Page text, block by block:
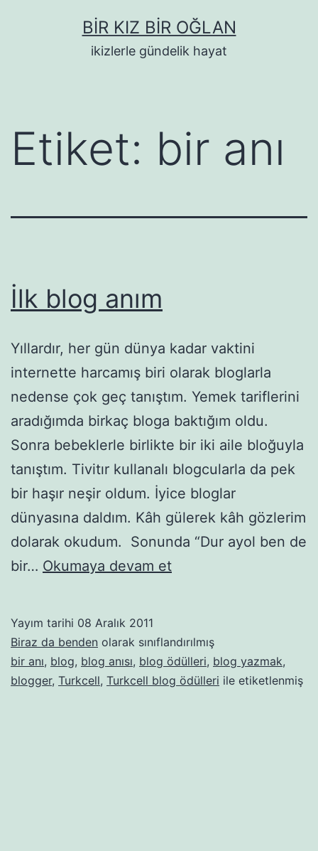
BIR KIZ BIR OĞLAN
ikizlerle gündelik hayat
Etiket: bir anı
İlk blog anım
Yıllardır, her gün dünya kadar vaktini
internette harcamış biri olarak bloglarla
nedense çok geç tanıştım. Yemek tariflerini
aradığımda birkaç bloga baktığım oldu.
Sonra bebeklerle birlikte bir iki aile bloğuyla
tanıştım. Tivitır kullanalı blogcularla da pek
bir haşır neşir oldum. İyice bloglar
dünyasına daldım. Kâh gülerek kâh gözlerim
dolarak okudum. Sonunda “Dur ayol ben de
bir… Okumaya devam etİlk
Yayım tarihi 08 Aralık 2011
Biraz da benden olarak sınıflandırılmış
bir anı, blog, blog anısı, blog ödülleri, blog yazmak,
blogger, Turkcell, Turkcell blog ödülleri ile etiketlenmiş